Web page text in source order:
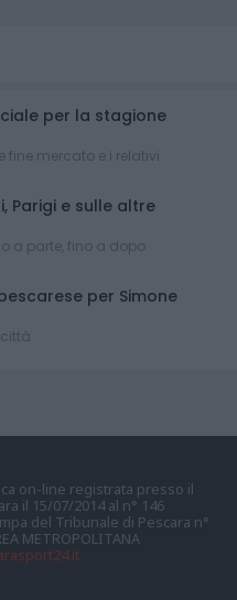
per la stagione
fine mercato e i relativi
Parigi e sulle altre
a parte, fino a dopo
per Simone
on-line registrata presso il
il 15/07/2014 al n° 146
del Tribunale di Pescara n°
METROPOLITANA